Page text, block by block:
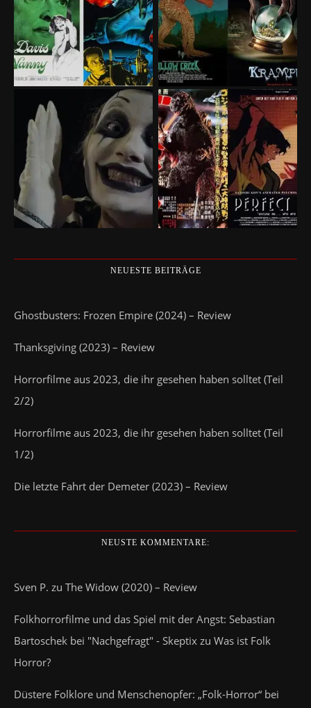
NEUESTE BEITRÄGE
Ghostbusters: Frozen Empire (2024) – Review
Thanksgiving (2023) – Review
Horrorfilme aus 2023, die ihr gesehen haben solltet (Teil
2/2)
Horrorfilme aus 2023, die ihr gesehen haben solltet (Teil
1/2)
Die letzte Fahrt der Demeter (2023) – Review
NEUSTE KOMMENTARE:
Sven P. zu The Widow (2020) – Review
Folkhorrorfilme und das Spiel mit der Angst: Sebastian
Bartoschek bei "Nachgefragt" - Skeptix zu Was ist Folk
Horror?
Düstere Folklore und Menschenopfer: „Folk-Horror“ bei